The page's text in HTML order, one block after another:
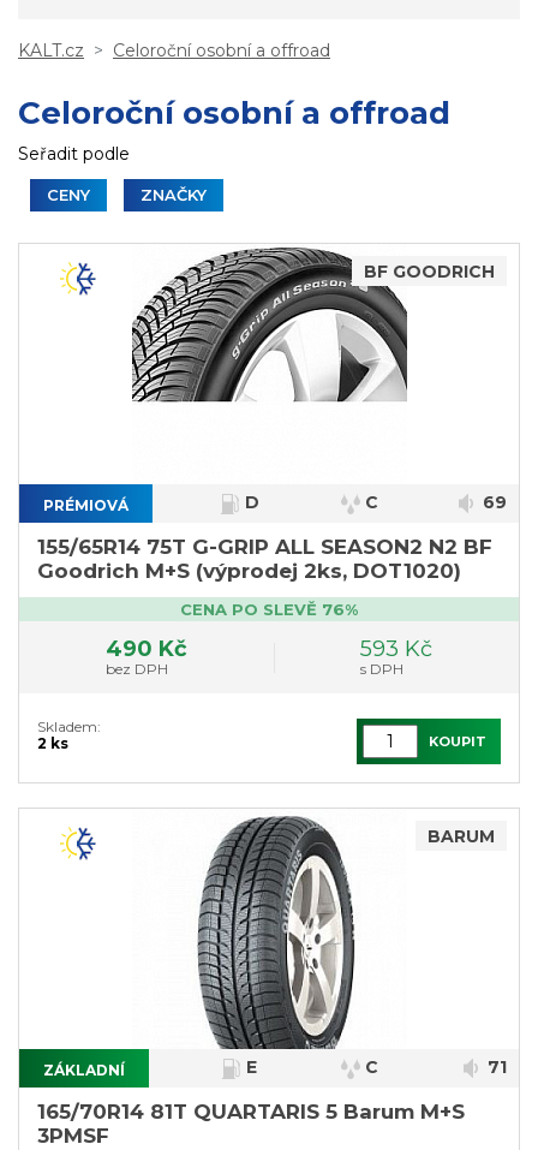
KALT.cz Celoroční osobní a offroad
Celoroční osobní a offroad
Seřadit podle
CENY ZNAČKY
BF GOODRICH
PRÉMIOVÁ D C 69
155/65R14 75T G-GRIP ALL SEASON2 N2 BF
Goodrich M+S (výprodej 2ks, DOT1020)
CENA PO SLEVĚ 76%
490 Kč
bez DPH
593 Kč
s DPH
Skladem:
2 ks
KOUPIT
BARUM
ZÁKLADNÍ E C 71
165/70R14 81T QUARTARIS 5 Barum M+S
3PMSF